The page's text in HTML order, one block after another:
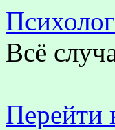
Всё
Перейти